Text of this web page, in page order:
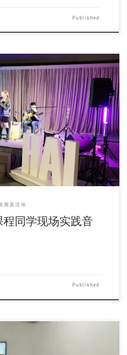
Published
闻及活动
同学现场实践音
Published